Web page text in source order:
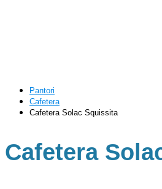
Pantori
Cafetera
Cafetera Solac Squissita
Cafetera